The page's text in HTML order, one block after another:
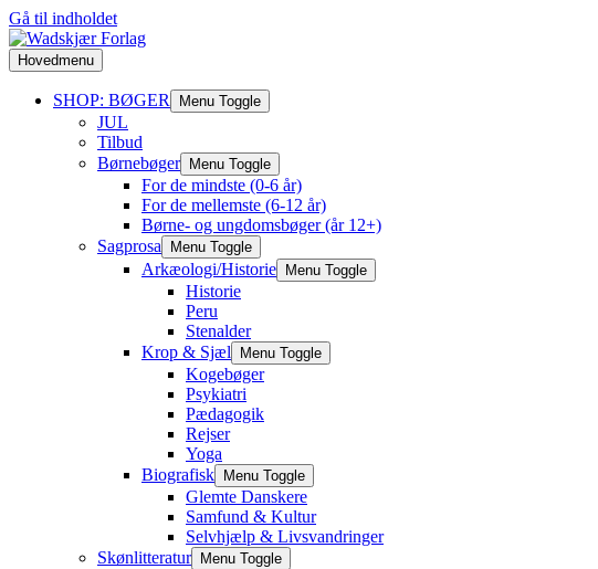
Gå til indholdet
Hovedmenu
SHOP: BØGER Menu Toggle
JUL
Tilbud
Børnebøger
Menu Toggle
For de mindste (0-6 år)
For de mellemste (6-12 år)
Børne- og ungdomsbøger (år 12+)
Sagprosa
Menu Toggle
Arkæologi/Historie Menu Toggle
Historie
Peru
Stenalder
Krop & Sjæl
Menu Toggle
Kogebøger
Psykiatri
Pædagogik
Rejser
Yoga
Biografisk
Menu Toggle
Glemte Danskere
Samfund & Kultur
Selvhjælp & Livsvandringer
Skønlitteratur
Menu Toggle